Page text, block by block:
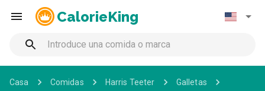
CalorieKing
Casa Comidas Harris Teeter
Galletas